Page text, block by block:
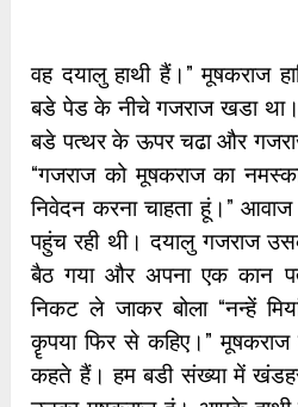
वह दयालु हाथी हैं।” मूषकराज
बडे पेड के नीचे गजराज खडा
बडे पत्थर के ऊपर चढा और
“गजराज को मूषकराज का
निवेदन करना चाहता हूं।”
पहुंच रही थी। दयालु गजराज
बैठ गया और अपना एक कान
निकट ले जाकर बोला “नन्हें
कॄपया फिर से कहिए।” मूषकराज
कहते हैं। हम बडी संख्या में